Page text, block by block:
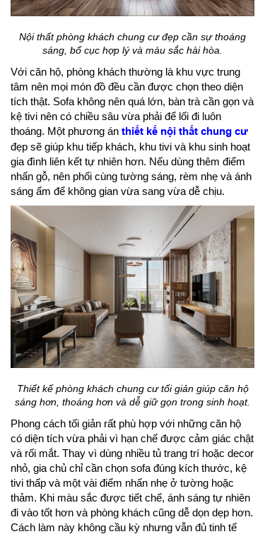
Nội thất phòng khách chung cư đẹp cần sự thoáng
sáng, bố cục hợp lý và màu sắc hài hòa.
Với căn hộ, phòng khách thường là khu vực trung
tâm nên mọi món đồ đều cần được chọn theo diện
tích thật. Sofa không nên quá lớn, bàn trà cần gọn và
kệ tivi nên có chiều sâu vừa phải để lối đi luôn
thoáng. Một phương án thiết kế nội thất chung cư
đẹp sẽ giúp khu tiếp khách, khu tivi và khu sinh hoạt
gia đình liên kết tự nhiên hơn. Nếu dùng thêm điểm
nhấn gỗ, nên phối cùng tường sáng, rèm nhẹ và ánh
sáng ấm để không gian vừa sang vừa dễ chịu.
Thiết kế phòng khách chung cư tối giản giúp căn hộ
sáng hơn, thoáng hơn và dễ giữ gọn trong sinh hoạt.
Phong cách tối giản rất phù hợp với những căn hộ
có diện tích vừa phải vì hạn chế được cảm giác chật
và rối mắt. Thay vì dùng nhiều tủ trang trí hoặc decor
nhỏ, gia chủ chỉ cần chọn sofa đúng kích thước, kệ
tivi thấp và một vài điểm nhấn nhẹ ở tường hoặc
thảm. Khi màu sắc được tiết chế, ánh sáng tự nhiên
đi vào tốt hơn và phòng khách cũng dễ dọn dẹp hơn.
Cách làm này không cầu kỳ nhưng vẫn đủ tinh tế